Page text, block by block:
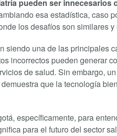
pueden ser innecesarios
esa estadística, caso
los desafíos son similares y
siendo una de las principales
incorrectos pueden generar
de salud. Sin embargo,
demuestra que la tecnología
específicamente, para
para el futuro del sector